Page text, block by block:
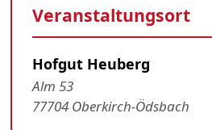
Veranstaltungsort
Hofgut Heuberg
Alm 53
77704 Oberkirch-Ödsbach